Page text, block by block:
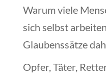
Warum viele
sich selbst
Glaubenssätze
Opfer, Täter,